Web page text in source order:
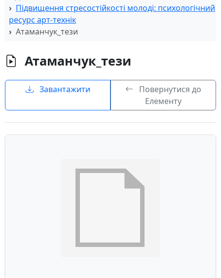
Підвищення стресостійкості молоді: психологічний
ресурс арт-технік
Атаманчук_тези
Атаманчук_тези
Завантажити
Повернутися до
Елементу